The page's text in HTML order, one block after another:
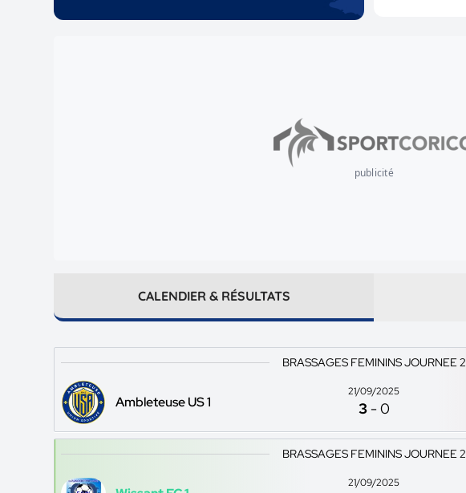
publicité
CALENDIER & RÉSULTATS
BRASSAGES FEMININS JOURNEE 2
Ambleteuse US 1
21/09/2025
3 -0
BRASSAGES FEMININS JOURNEE 2
21/09/2025